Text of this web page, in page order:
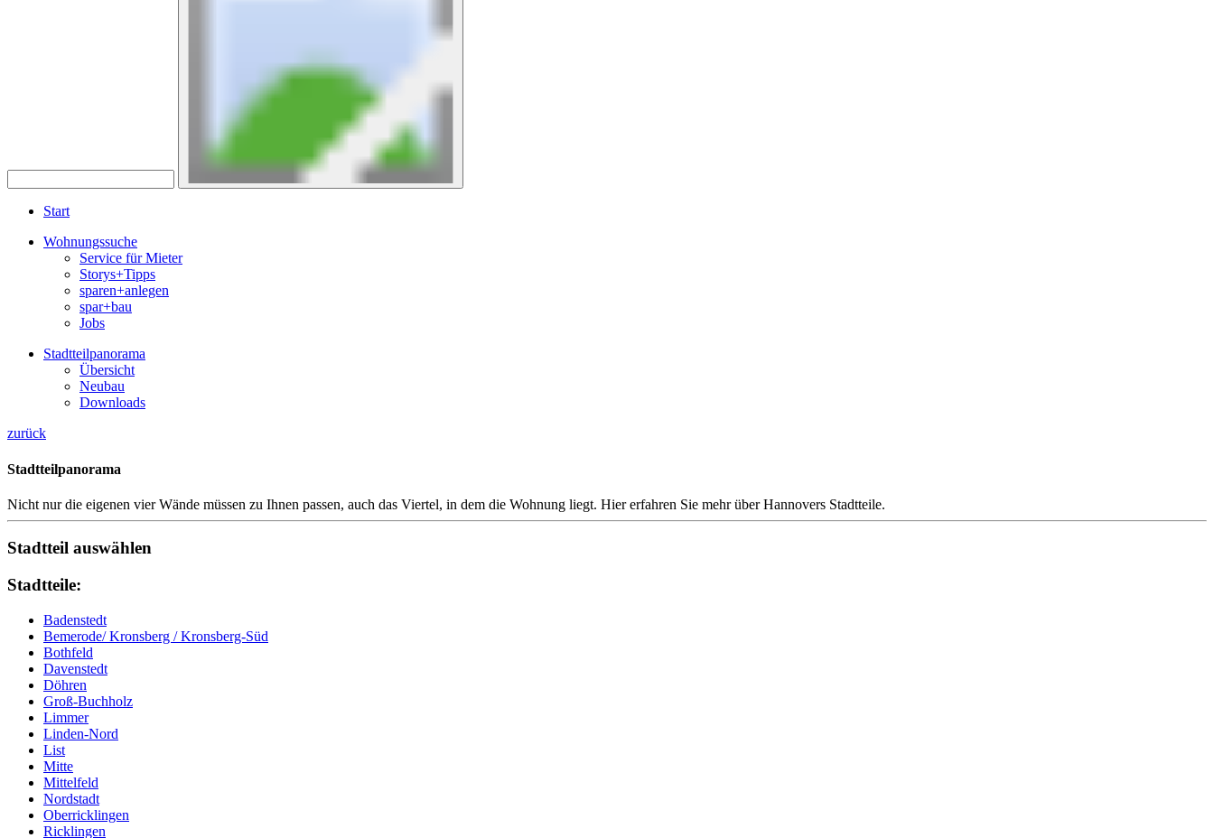
Start
Wohnungssuche
Service für Mieter
Storys+Tipps
sparen+anlegen
spar+bau
Jobs
Stadtteilpanorama
Übersicht
Neubau
Downloads
zurück
Stadtteilpanorama
Nicht nur die eigenen vier Wände müssen zu Ihnen passen, auch das Viertel, in dem die Wohnung liegt. Hier erfahren Sie mehr über Hannovers Stadtteile.
Stadtteil auswählen
Stadtteile:
Badenstedt
Bemerode/ Kronsberg / Kronsberg-Süd
Bothfeld
Davenstedt
Döhren
Groß-Buchholz
Limmer
Linden-Nord
List
Mitte
Mittelfeld
Nordstadt
Oberricklingen
Ricklingen